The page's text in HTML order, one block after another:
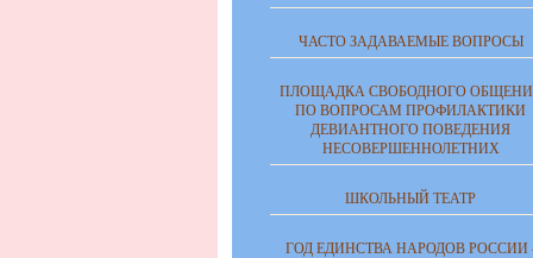
ЧАСТО ЗАДАВАЕМЫЕ ВОПРОСЫ
ПЛОЩАДКА СВОБОДНОГО
ПО ВОПРОСАМ ПРОФИЛАКТИКИ
ДЕВИАНТНОГО ПОВЕДЕНИЯ
НЕСОВЕРШЕННОЛЕТНИХ
ШКОЛЬНЫЙ ТЕАТР
ГОД ЕДИНСТВА НАРОДОВ РОССИИ